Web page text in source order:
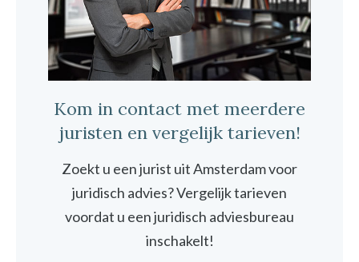
Kom in contact met meerdere
juristen en vergelijk tarieven!
Zoekt u een jurist uit Amsterdam voor
juridisch advies? Vergelijk tarieven
voordat u een juridisch adviesbureau
inschakelt!